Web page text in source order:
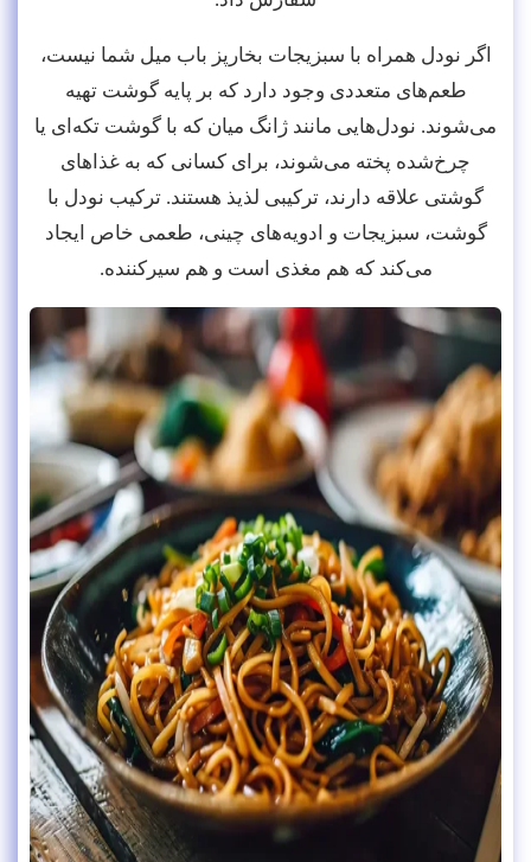
اگر نودل همراه با سبزیجات بخارپز باب میل شما نیست،
طعم‌های متعددی وجود دارد که بر پایه گوشت تهیه
می‌شوند. نودل‌هایی مانند ژانگ میان که با گوشت تکه‌ای یا
چرخ‌شده پخته می‌شوند، برای کسانی که به غذاهای
گوشتی علاقه دارند، ترکیبی لذیذ هستند. ترکیب نودل با
گوشت، سبزیجات و ادویه‌های چینی، طعمی خاص ایجاد
می‌کند که هم مغذی است و هم سیرکننده.